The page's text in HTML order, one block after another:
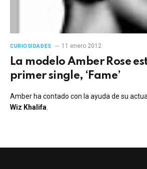
CURIOSIDADES 11 enero 2012
La modelo Amber Rose
primer single, ‘Fame’
Amber ha contado con la ayuda de su
Wiz Khalifa